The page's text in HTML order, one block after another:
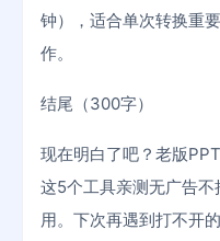
钟），适合单次转换重
作。
结尾（300字）
现在明白了吧？老版
这5个工具亲测无广告
用。下次再遇到打不开